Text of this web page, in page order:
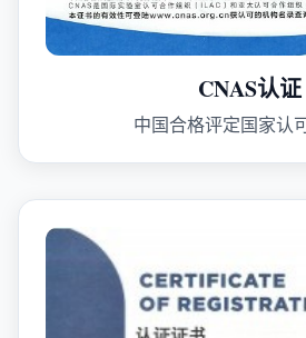
CNAS认证
中国合格评定国家认